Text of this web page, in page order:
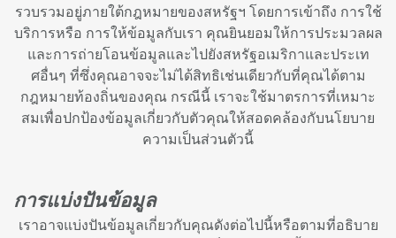
รวบรวมอยู่ภายใต้กฎหมายของสหรัฐฯ โดยการเข้าถึง การใช้
บริการหรือ การให้ข้อมูลกับเรา คุณยินยอมให้การประมวลผล
และการถ่ายโอนข้อมูลและไปยังสหรัฐอเมริกาและประเท
ศอื่นๆ ที่ซึ่งคุณอาจจะไม่ได้สิทธิเช่นเดียวกับที่คุณได้ตาม
กฎหมายท้องถิ่นของคุณ กรณีนี้ เราจะใช้มาตรการที่เหมาะ
สมเพื่อปกป้องข้อมูลเกี่ยวกับตัวคุณให้สอดคล้องกับนโยบาย
ความเป็นส่วนตัวนี้
การแบ่งปันข้อมูล
เราอาจแบ่งปันข้อมูลเกี่ยวกับคุณดังต่อไปนี้หรือตามที่อธิบาย